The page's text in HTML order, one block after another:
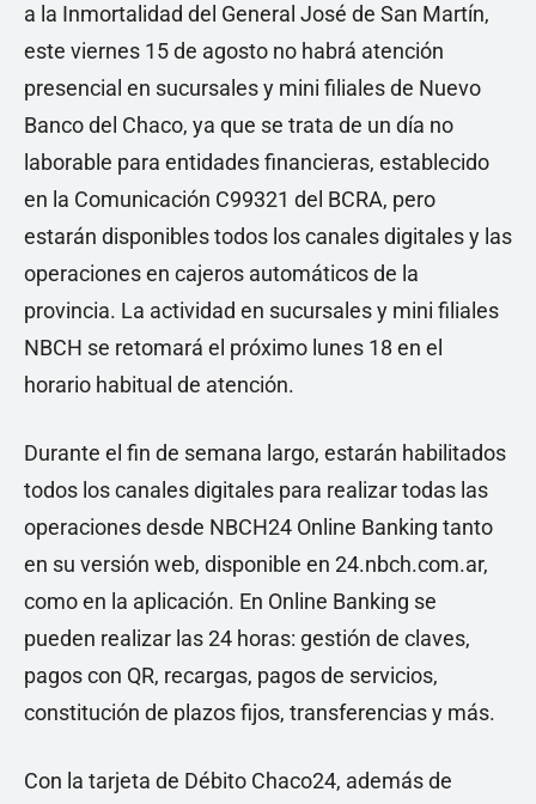
a la Inmortalidad del General José de San Martín,
este viernes 15 de agosto no habrá atención
presencial en sucursales y mini filiales de Nuevo
Banco del Chaco, ya que se trata de un día no
laborable para entidades financieras, establecido
en la Comunicación C99321 del BCRA, pero
estarán disponibles todos los canales digitales y las
operaciones en cajeros automáticos de la
provincia. La actividad en sucursales y mini filiales
NBCH se retomará el próximo lunes 18 en el
horario habitual de atención.
Durante el fin de semana largo, estarán habilitados
todos los canales digitales para realizar todas las
operaciones desde NBCH24 Online Banking tanto
en su versión web, disponible en 24.nbch.com.ar,
como en la aplicación. En Online Banking se
pueden realizar las 24 horas: gestión de claves,
pagos con QR, recargas, pagos de servicios,
constitución de plazos fijos, transferencias y más.
Con la tarjeta de Débito Chaco24, además de